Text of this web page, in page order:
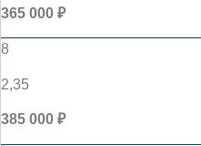
365 000 ₽
8
2,35
385 000 ₽